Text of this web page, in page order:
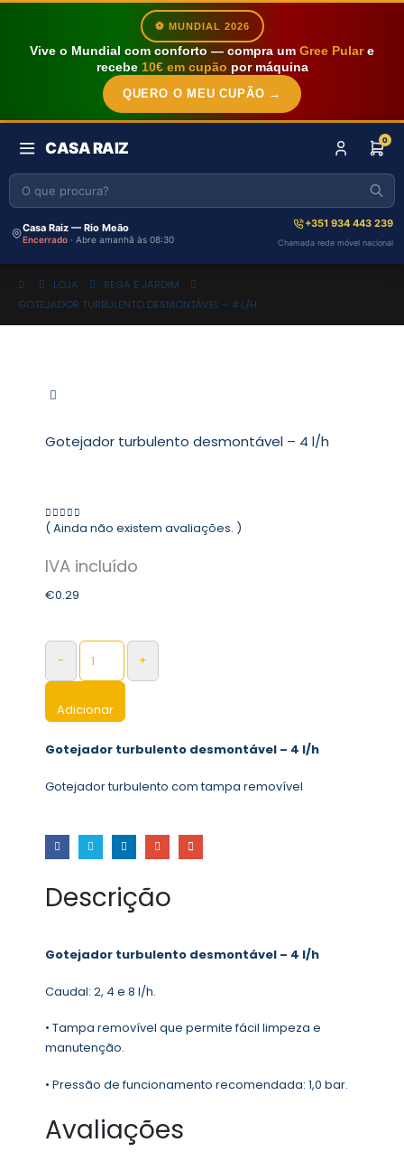
⚽ MUNDIAL 2026
Vive o Mundial com conforto — compra um Gree Pulare
recebe 10€ em cupão por máquina
QUERO O MEU CUPÃO →
CASA RAIZ 0
Casa Raiz — Rio Meão
Encerrado · Abre amanhã às 08:30
+351 934 443 239
Chamada rede móvel nacional
LOJA
REGA E JARDIM
GOTEJADOR TURBULENTO DESMONTÁVEL – 4 L/H
Gotejador turbulento desmontável – 4 l/h
0 out of 5
( Ainda não existem avaliações. )
€0.29
- +
Adicionar
Gotejador turbulento desmontável – 4 l/h
Gotejador turbulento com tampa removível
Descrição
Gotejador turbulento desmontável – 4 l/h
Caudal: 2, 4 e 8 l/h.
• Tampa removível que permite fácil limpeza e
manutenção.
• Pressão de funcionamento recomendada: 1,0 bar.
Avaliações